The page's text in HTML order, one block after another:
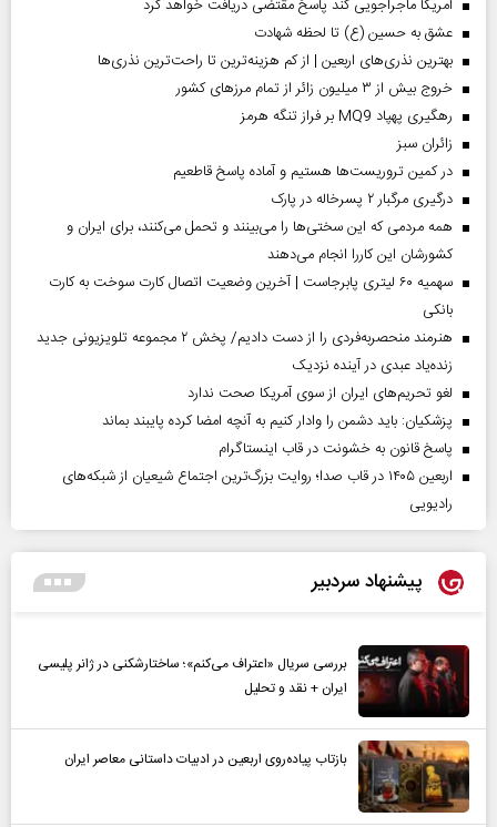
آمریکا ماجراجویی کند پاسخ مقتضی دریافت خواهد کرد
عشق به حسین (ع) تا لحظه شهادت
بهترین نذری‌های اربعین | از کم هزینه‌ترین تا راحت‌ترین نذری‌ها
خروج بیش از ۳ میلیون زائر از تمام مرز‌های کشور
رهگیری پهپاد MQ9 بر فراز تنگه هرمز
‌زائران سبز
در کمین تروریست‌ها هستیم و آماده پاسخ قاطعیم
درگیری مرگبار ۲ پسرخاله در پارک
همه مردمی که این سختی‌ها را می‌بینند و تحمل می‌کنند، برای ایران و
کشورشان این کاررا انجام می‌دهند
سهمیه ۶۰ لیتری پابرجاست | آخرین وضعیت اتصال کارت سوخت به کارت
بانکی
هنرمند منحصر‌به‌فردی را از دست دادیم/ پخش ۲ مجموعه تلویزیونی جدید
زنده‌یاد عبدی در آینده نزدیک
لغو تحریم‌های ایران از سوی آمریکا صحت ندارد
پزشکیان: باید دشمن را وادار کنیم به آنچه امضا کرده پایبند بماند
پاسخ قانون به خشونت در قاب اینستاگرام
اربعین ۱۴۰۵ در قاب صدا؛ روایت بزرگ‌ترین اجتماع شیعیان از شبکه‌های
رادیویی
پیشنهاد سردبیر
بررسی سریال «اعتراف می‌کنم»؛ ساختارشکنی در ژانر پلیسی
ایران + نقد و تحلیل
بازتاب پیاده‌روی اربعین در ادبیات داستانی معاصر ایران